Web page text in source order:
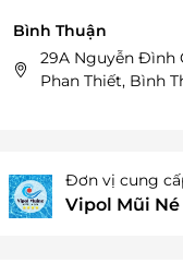
Bình Thuận
29A Nguyễn Đình
Phan Thiết, Bình
Đơn vị cung
Vipol Mũi Né